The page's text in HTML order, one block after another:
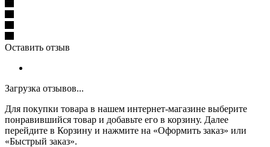
Оставить отзыв
Загрузка отзывов...
Для покупки товара в нашем интернет-магазине выберите
понравившийся товар и добавьте его в корзину. Далее
перейдите в Корзину и нажмите на «Оформить заказ» или
«Быстрый заказ».